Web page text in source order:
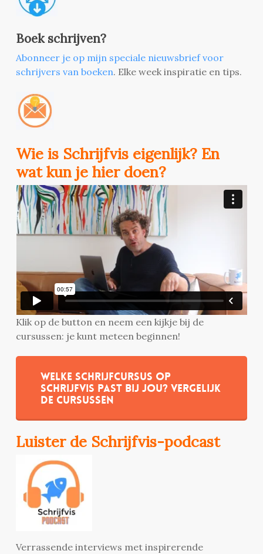
Boek schrijven?
Abonneer je op mijn speciale nieuwsbrief voor
schrijvers van boeken. Elke week inspiratie en tips.
Wie is Schrijfvis eigenlijk? En
wat kun je hier doen?
Klik op de button en neem een kijkje bij de
cursussen: je kunt meteen beginnen!
Welke schrijfcursus op
Schrijfvis past bij jou? Vergelijk
de cursussen
Luister de Schrijfvis-podcast
Verrassende interviews met inspirerende